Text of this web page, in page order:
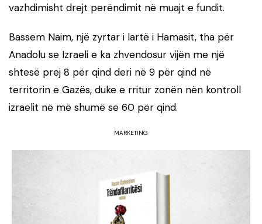
vazhdimisht drejt perëndimit në muajt e fundit.
Bassem Naim, një zyrtar i lartë i Hamasit, tha për
Anadolu se Izraeli e ka zhvendosur vijën me një
shtesë prej 8 për qind deri në 9 për qind në
territorin e Gazës, duke e rritur zonën nën kontroll
izraelit në më shumë se 60 për qind.
MARKETING